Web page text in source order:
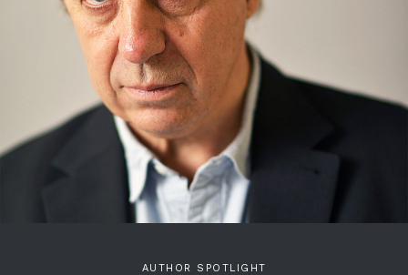
AUTHOR SPOTLIGHT